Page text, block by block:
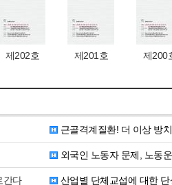
제202호 제201호 제200
근골격계질환! 더 이상 방
외국인 노동자 문제, 노동
간다 산업별 단체교섭에 대한 단